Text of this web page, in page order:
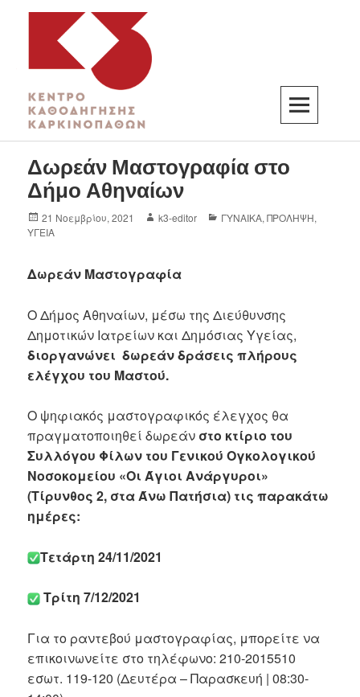
K3
ΚΕΝΤΡΟ ΚΑΘΟΔΗΓΗΣΗΣ ΚΑΡΚΙΝΟΠΑΘΩΝ
Δωρεάν Μαστογραφία στο
Δήμο Αθηναίων
21 Νοεμβρίου, 2021 k3-editor ΓΥΝΑΙΚΑ,ΠΡΟΛΗΨΗ,
ΥΓΕΙΑ
Δωρεάν Μαστογραφία
Ο Δήμος Αθηναίων, μέσω της Διεύθυνσης
Δημοτικών Ιατρείων και Δημόσιας Υγείας,
διοργανώνει δωρεάν δράσεις πλήρους
ελέγχου του Μαστού.
Ο ψηφιακός μαστογραφικός έλεγχος θα
πραγματοποιηθεί δωρεάν στο κτίριο του
Συλλόγου Φίλων του Γενικού Ογκολογικού
Νοσοκομείου «Οι Άγιοι Ανάργυροι»
(Τίρυνθος 2, στα Άνω Πατήσια) τις παρακάτω
ημέρες:
Τετάρτη 24/11/2021
Τρίτη 7/12/2021
Για το ραντεβού μαστογραφίας, μπορείτε να
επικοινωνείτε στο τηλέφωνο: 210-2015510
εσωτ. 119-120 (Δευτέρα – Παρασκευή | 08:30-